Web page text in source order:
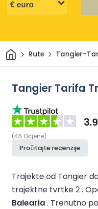
DomRute Tangier-
Tangier Tarifa
3.9
(46 Ocjene)
Pročitajte recenzije
Trajekte od Tangier
trajektne tvrtke 2 .
Balearia. Trenutno